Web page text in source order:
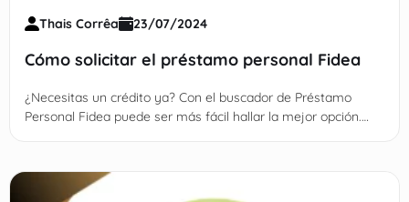
Thais Corrêa 23/07/2024
Cómo solicitar el préstamo personal Fidea
¿Necesitas un crédito ya? Con el buscador de Préstamo
Personal Fidea puede ser más fácil hallar la mejor opción.